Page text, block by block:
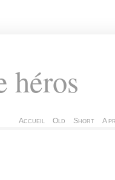
héros
Accueil Old Short A